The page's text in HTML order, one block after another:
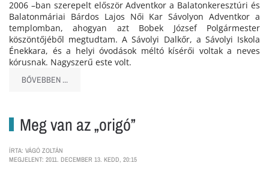
2006 –ban szerepelt először Adventkor a Balatonkeresztúri és
Balatonmáriai Bárdos Lajos Női Kar Sávolyon Adventkor a
templomban, ahogyan azt Bobek József Polgármester
köszöntőjéből megtudtam. A Sávolyi Dalkőr, a Sávolyi Iskola
Énekkara, és a helyi óvodások méltó kísérői voltak a neves
kórusnak. Nagyszerű este volt.
BŐVEBBEN ...
Meg van az „origó”
ÍRTA: VÁGÓ ZOLTÁN
MEGJELENT: 2011. DECEMBER 13. KEDD, 20:15